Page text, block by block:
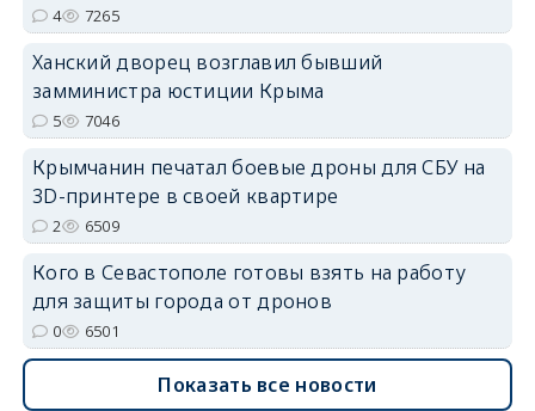
4 7265
Ханский дворец возглавил бывший
замминистра юстиции Крыма
5 7046
Крымчанин печатал боевые дроны для СБУ на
3D-принтере в своей квартире
2 6509
Кого в Севастополе готовы взять на работу
для защиты города от дронов
0 6501
Показать все новости